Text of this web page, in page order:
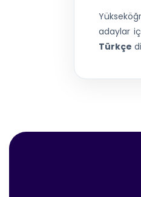
adaylar
Türkçe